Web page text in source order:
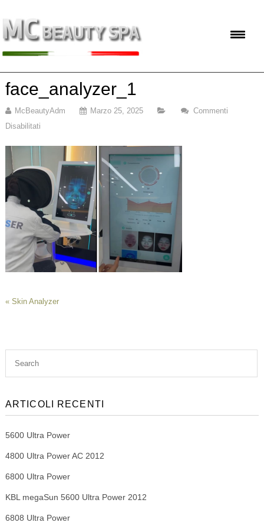
face_analyzer_1
McBeautyAdm Marzo 25, 2025
Commenti
Disabilitati
« Skin Analyzer
ARTICOLI RECENTI
5600 Ultra Power
4800 Ultra Power AC 2012
6800 Ultra Power
KBL megaSun 5600 Ultra Power 2012
6808 Ultra Power